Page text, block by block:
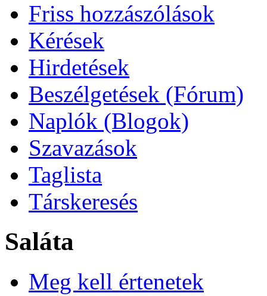
Friss hozzászólások
Kérések
Hirdetések
Beszélgetések (Fórum)
Naplók (Blogok)
Szavazások
Taglista
Társkeresés
Saláta
Meg kell értenetek